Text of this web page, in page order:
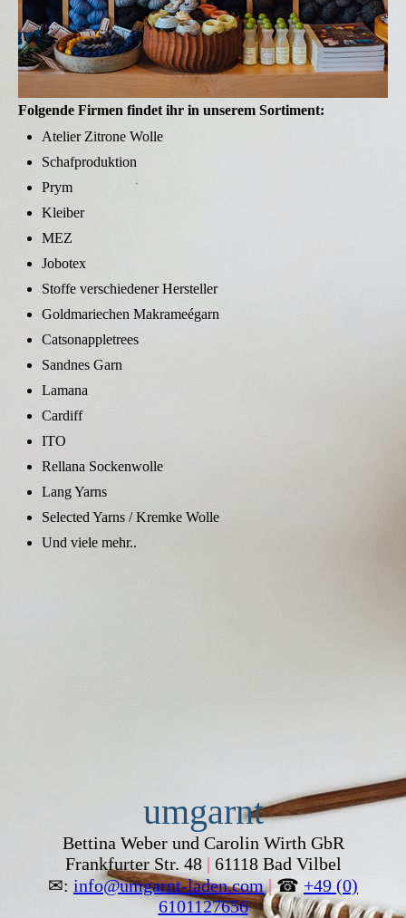
Folgende Firmen findet ihr in unserem Sortiment:
Atelier Zitrone Wolle
Schafproduktion
Prym
Kleiber
MEZ
Jobotex
Stoffe verschiedener Hersteller
Goldmariechen Makrameégarn
Catsonappletrees
Sandnes Garn
Lamana
Cardiff
ITO
Rellana Sockenwolle
Lang Yarns
Selected Yarns / Kremke Wolle
Und viele mehr..
umgarnt
Bettina Weber und Carolin Wirth GbR
Frankfurter Str. 48 | 61118 Bad Vilbel
✉: info@umgarnt-laden.com |☎ +49 (0)
6101127656